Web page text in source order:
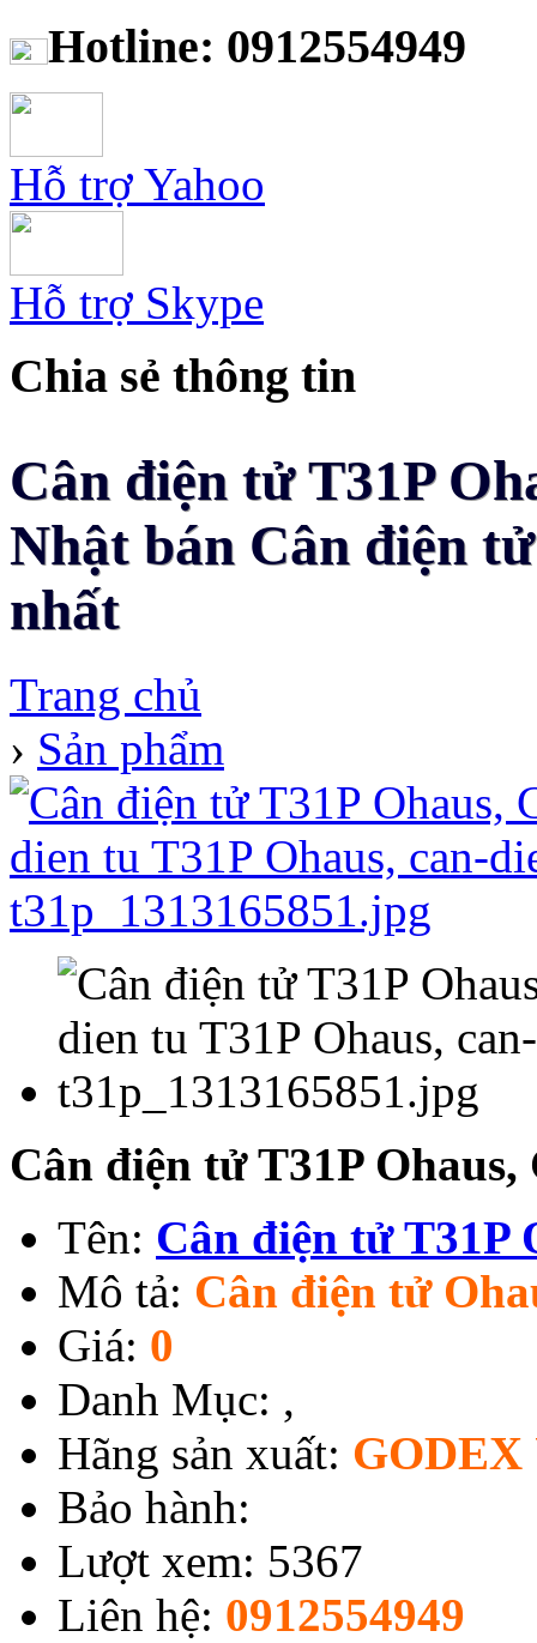
Hotline: 0912554949
Hỗ trợ Yahoo
Hỗ trợ Skype
Chia sẻ thông tin
Cân điện tử T31P
Nhật bán Cân điện
nhất
Trang chủ
› Sản phẩm
Cân điện tử T31P
Tên: Cân điện tử T31P
Mô tả: Cân điện tử
Giá: 0
Danh Mục: ,
Hãng sản xuất: GODEX
Bảo hành:
Lượt xem: 5367
Liên hệ: 0912554949